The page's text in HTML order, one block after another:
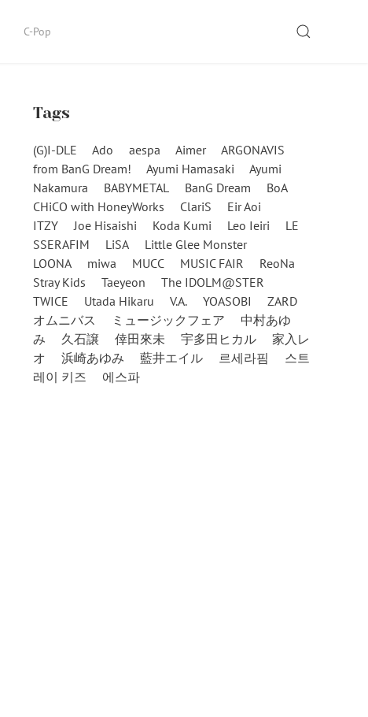
C-Pop SEARCH
Tags
(G)I-DLE Ado aespa Aimer
ARGONAVIS
from BanG Dream!
Ayumi Hamasaki
Ayumi
Nakamura
BABYMETAL BanG Dream
BoA
CHiCO with HoneyWorks
ClariS
Eir Aoi
ITZY
Joe Hisaishi Koda Kumi Leo Ieiri
LE
SSERAFIM
LiSA
Little Glee Monster
LOONA
miwa MUCC MUSIC FAIR
ReoNa
Stray Kids
Taeyeon
The IDOLM@STER
TWICE
Utada Hikaru V.A. YOASOBI
ZARD
オムニバス
ミュージックフェア
中村あゆ
み
久石譲 倖田來未 宇多田ヒカル
家入レ
オ
浜崎あゆみ 藍井エイル 르세라핌
스트
레이 키즈
에스파